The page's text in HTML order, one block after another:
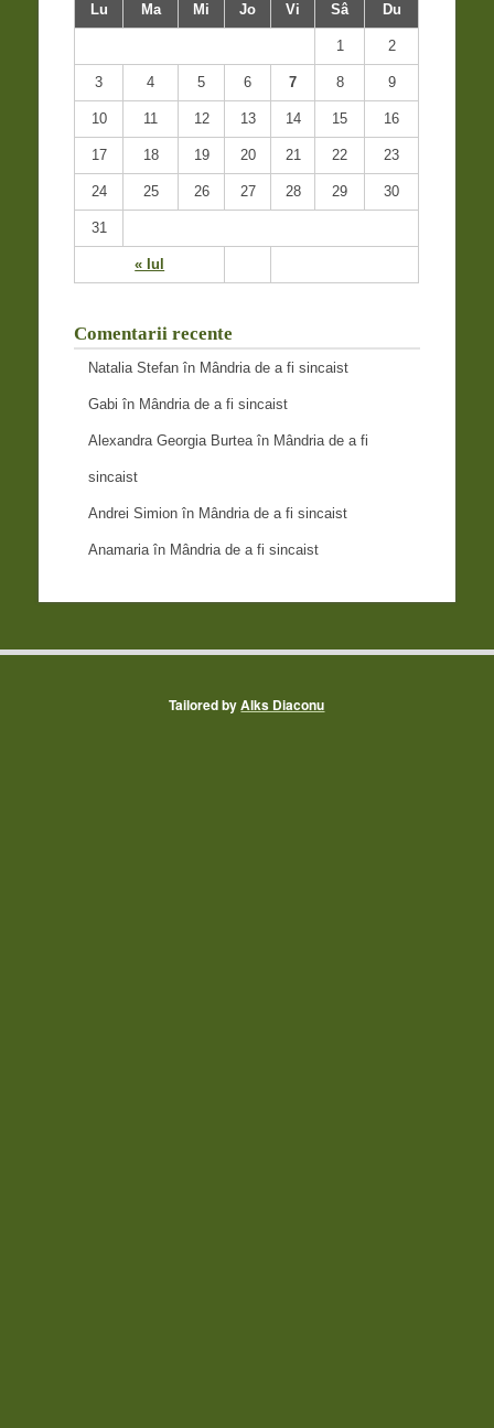
Lu
Ma Mi Jo Vi Sâ Du
« Iul
1 2
3 4 5 6 7 8 9
10 11 12 13 14 15 16
17 18 19 20 21 22 23
24 25 26 27 28 29 30
31
Comentarii recente
Natalia Stefan în Mândria de a fi sincaist
Gabi în Mândria de a fi sincaist
Alexandra Georgia Burteaîn Mândria de a fi
sincaist
Andrei Simion în Mândria de a fi sincaist
Anamariaîn Mândria de a fi sincaist
Tailored byAlks Diaconu